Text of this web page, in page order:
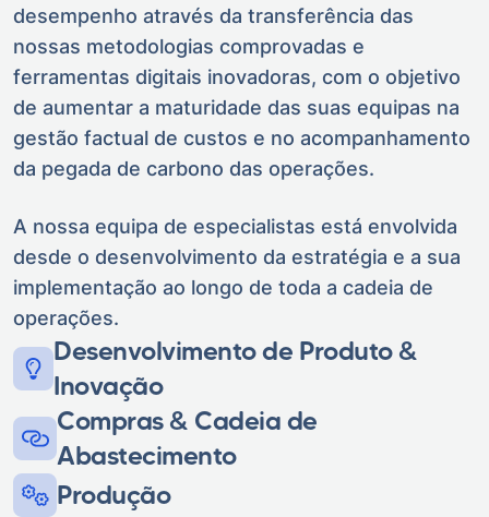
desempenho através da transferência das
nossas metodologias comprovadas e
ferramentas digitais inovadoras, com o objetivo
de aumentar a maturidade das suas equipas na
gestão factual de custos e no acompanhamento
da pegada de carbono das operações.
A nossa equipa de especialistas está envolvida
desde o desenvolvimento da estratégia e a sua
implementação ao longo de toda a cadeia de
operações.
Desenvolvimento de Produto &
Inovação
Compras & Cadeia de
Abastecimento
Produção